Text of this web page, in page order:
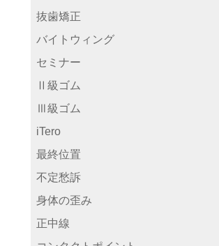
抜歯矯正
バイトウィング
セミナー
Ⅱ級ゴム
Ⅲ級ゴム
iTero
最終位置
不定愁訴
身体の歪み
正中線